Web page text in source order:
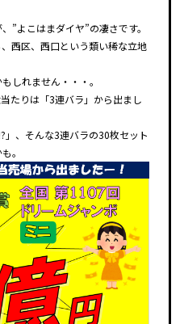
”よこはまダイヤ”の凄さです。
西区、西口という類い稀な立地
しれません・・・。
たりは「3連バラ」から出まし
」、そんな3連バラの30枚セット
。